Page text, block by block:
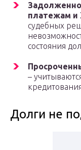
платежам
судебных
состояния
–
Долги не